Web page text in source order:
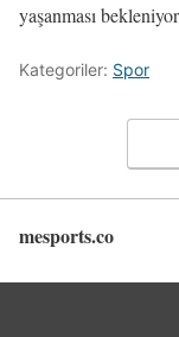
yaşanması
Kategoriler: Spor
mesports.co